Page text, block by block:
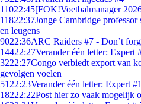
11022:45[FOK!Voetbalmanager
11822:37Jonge Cambridge
en leugens
9022:36ARC Raiders #7 - Don’t
14422:27Verander één letter: Expert
3222:27Congo verbiedt export van
gevolgen voelen
51 22:23Verander één letter: Expert
18222:22Post hier zo vaak mogelijk